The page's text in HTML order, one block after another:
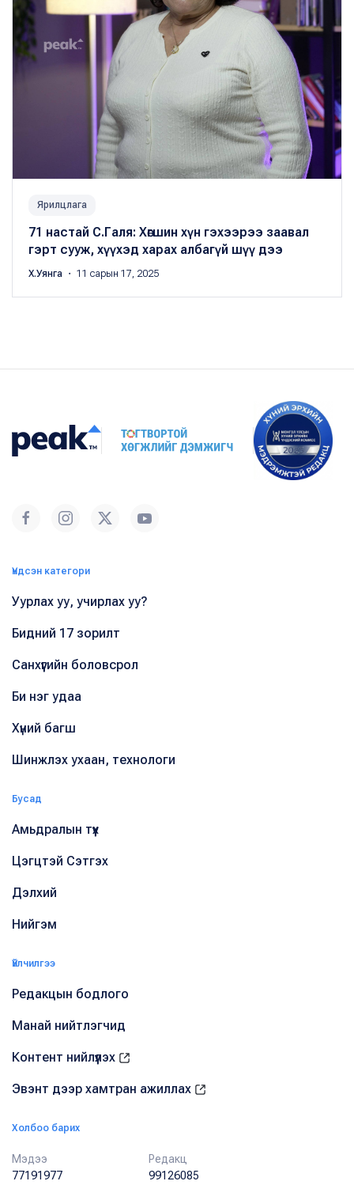
Ярилцлага
71 настай С.Галя: Хөгшин хүн гэхээрээ заавал
гэрт сууж, хүүхэд харах албагүй шүү дээ
Х.Уянга ・ 11 сарын 17, 2025
Үндсэн категори
Уурлах уу, учирлах уу?
Бидний 17 зорилт
Санхүүгийн боловсрол
Би нэг удаа
Хүний багш
Шинжлэх ухаан, технологи
Бусад
Амьдралын түүх
Цэгцтэй Сэтгэх
Дэлхий
Нийгэм
Үйлчилгээ
Редакцын бодлого
Манай нийтлэгчид
Контент нийлүүлэх
Эвэнт дээр хамтран ажиллах
Холбоо барих
Мэдээ
77191977
Редакц
99126085